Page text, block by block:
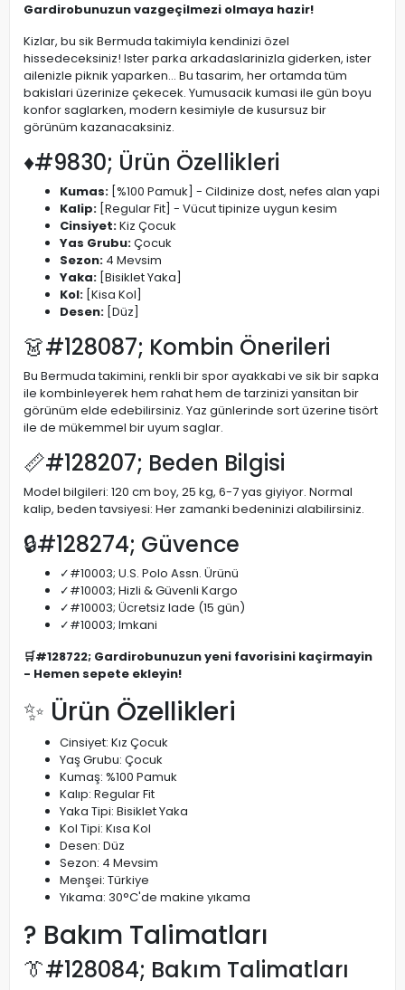
Gardirobunuzun vazgeçilmezi olmaya hazir!
Kizlar, bu sik Bermuda takimiyla kendinizi özel
hissedeceksiniz! Ister parka arkadaslarinizla giderken, ister
ailenizle piknik yaparken... Bu tasarim, her ortamda tüm
bakislari üzerinize çekecek. Yumusacik kumasi ile gün boyu
konfor saglarken, modern kesimiyle de kusursuz bir
görünüm kazanacaksiniz.
♦#9830; Ürün Özellikleri
Kumas: [%100 Pamuk] - Cildinize dost, nefes alan yapi
Kalip: [Regular Fit] - Vücut tipinize uygun kesim
Cinsiyet:Kiz Çocuk
Yas Grubu:Çocuk
Sezon: 4 Mevsim
Yaka: [Bisiklet Yaka]
Kol: [Kisa Kol]
Desen: [Düz]
👗#128087; Kombin Önerileri
Bu Bermuda takimini, renkli bir spor ayakkabi ve sik bir sapka
ile kombinleyerek hem rahat hem de tarzinizi yansitan bir
görünüm elde edebilirsiniz. Yaz günlerinde sort üzerine tisört
ile de mükemmel bir uyum saglar.
📏#128207; Beden Bilgisi
Model bilgileri: 120 cm boy, 25 kg, 6-7 yas giyiyor. Normal
kalip, beden tavsiyesi: Her zamanki bedeninizi alabilirsiniz.
🔒#128274; Güvence
✓#10003; U.S. Polo Assn. Ürünü
✓#10003; Hizli & Güvenli Kargo
✓#10003; Ücretsiz Iade (15 gün)
✓#10003; Imkani
🛒#128722; Gardirobunuzun yeni favorisini kaçirmayin
- Hemen sepete ekleyin!
✨ Ürün Özellikleri
Cinsiyet: Kız Çocuk
Yaş Grubu: Çocuk
Kumaş: %100 Pamuk
Kalıp: Regular Fit
Yaka Tipi: Bisiklet Yaka
Kol Tipi: Kısa Kol
Desen: Düz
Sezon: 4 Mevsim
Menşei: Türkiye
Yıkama: 30°C'de makine yıkama
? Bakım Talimatları
👔#128084; Bakım Talimatları